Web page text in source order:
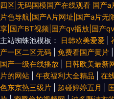
四区|无码国模国产在线观看 国产a
片色导航|国产A片网址|国产a片无
享|国产BT视频|国产qv播放|国产
主站蜘蛛池模板：
日韩欧美爱爱
产一区二区无码
免费看国产黄片
国产一级在线播放
日韩欧美最新
片的网站
午夜福利大全精品 在
色东京热三级片
超碰婷婷五月